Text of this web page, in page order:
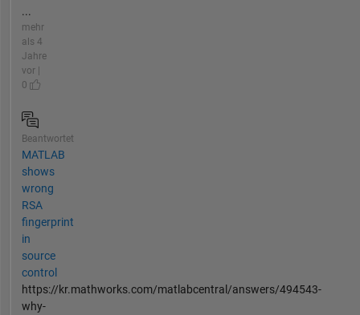
...
mehr
als 4
Jahre
vor |
0
Beantwortet
MATLAB
shows
wrong
RSA
fingerprint
in
source
control
https://kr.mathworks.com/matlabcentral/answers/494543-
why-